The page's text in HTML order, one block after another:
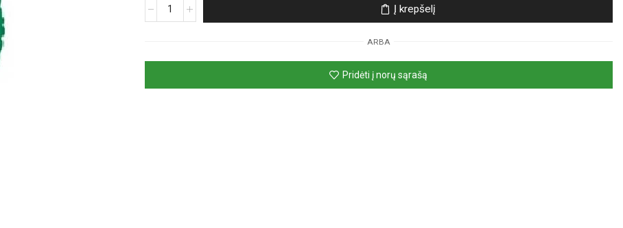
helio
Į krepšelį
ARBA
Pridėti į norų sąrašą